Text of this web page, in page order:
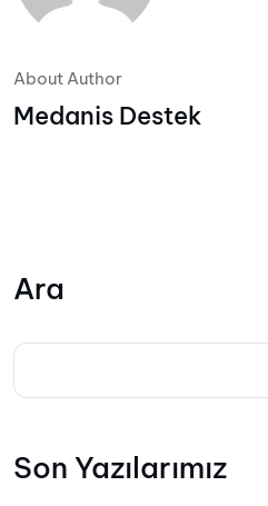
About Author
Medanis Destek
Ara
Son Yazılarımız